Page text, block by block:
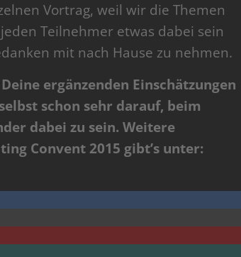
Vortrag, weil wir die Themen
Teilnehmer etwas dabei sein
mit nach Hause zu nehmen.
ergänzenden Einschätzungen
schon sehr darauf, beim
dabei zu sein. Weitere
Convent 2015 gibt’s unter: